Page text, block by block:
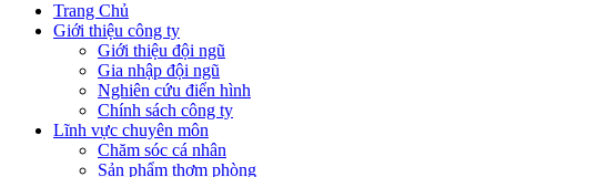
Trang Chủ
Giới thiệu công ty
Giới thiệu đội ngũ
Gia nhập đội ngũ
Nghiên cứu điển hình
Chính sách công ty
Lĩnh vực chuyên môn
Chăm sóc cá nhân
Sản phẩm thơm phòng